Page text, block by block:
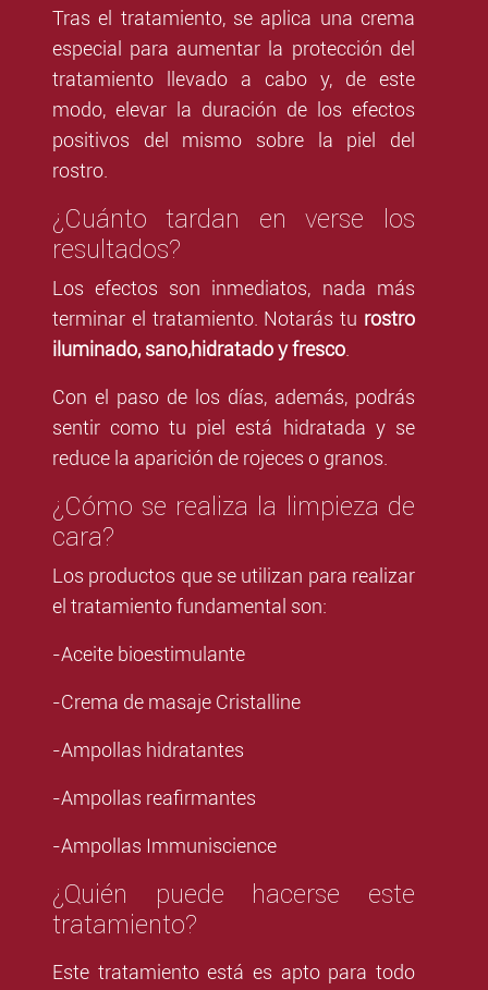
Tras el tratamiento, se aplica una crema
especial para aumentar la protección del
tratamiento llevado a cabo y, de este
modo, elevar la duración de los efectos
positivos del mismo sobre la piel del
rostro.
¿Cuánto tardan en verse los
resultados?
Los efectos son inmediatos, nada más
terminar el tratamiento. Notarás tu rostro
iluminado, sano,hidratado y fresco
Con el paso de los días, además, podrás
sentir como tu piel está hidratada y se
reduce la aparición de rojeces o granos.
¿Cómo se realiza la limpieza de
cara?
Los productos que se utilizan para realizar
el tratamiento fundamental son:
-Aceite bioestimulante
-Crema de masaje Cristalline
-Ampollas hidratantes
-Ampollas reafirmantes
-Ampollas Immuniscience
¿Quién puede hacerse este
tratamiento?
Este tratamiento está es apto para todo